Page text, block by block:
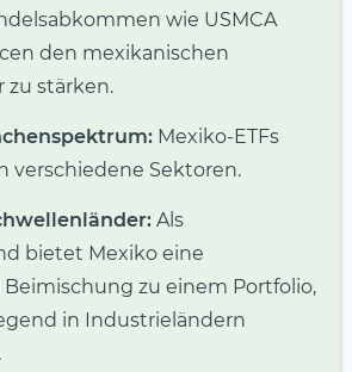
wie USMCA
den mexikanischen
zu stärken.
Mexiko-ETFs
verschiedene Sektoren.
Als
bietet Mexiko eine
zu einem Portfolio,
in Industrieländern